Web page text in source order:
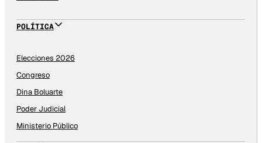
POLÍTICA
Elecciones 2026
Congreso
Dina Boluarte
Poder Judicial
Ministerio Público